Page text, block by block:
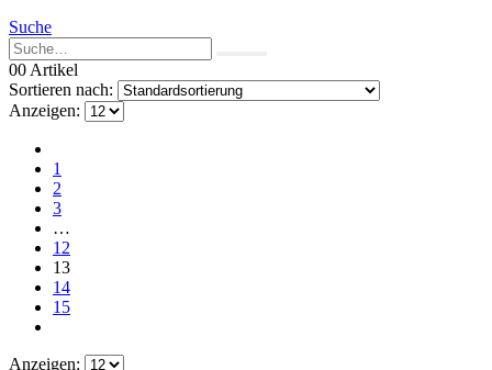
Suche
00 Artikel
Sortieren nach:
Anzeigen:
1
2
3
…
12
13
14
15
Anzeigen: